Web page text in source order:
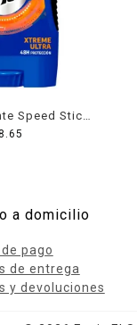
Speed Stick
barra para
a domicilio
pago
de entrega
y devoluciones